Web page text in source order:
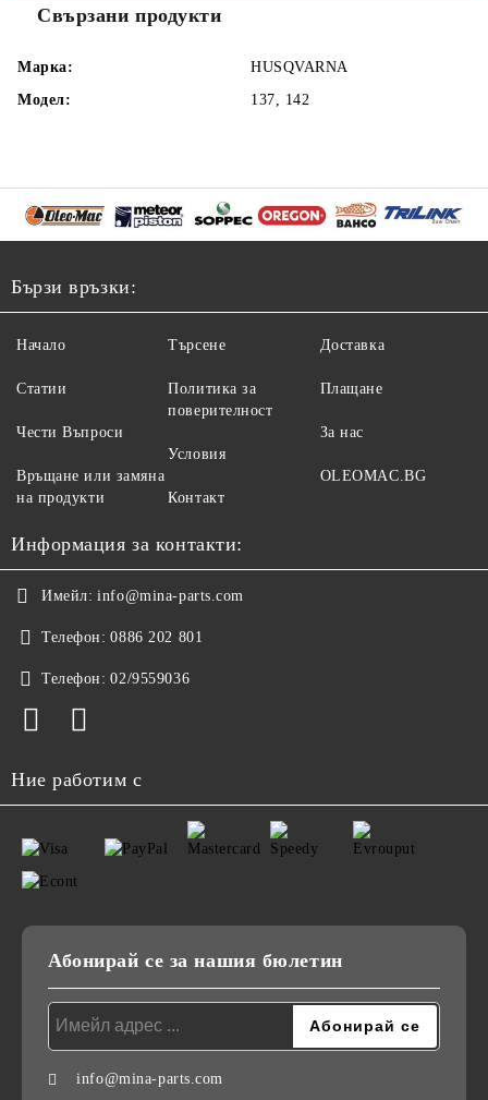
Свързани продукти
Марка:
HUSQVARNA
Модел:
137, 142
Бързи връзки:
Начало
Статии
Чести Въпроси
Връщане или замяна
на продукти
Търсене
Политика за
поверителност
Условия
Контакт
Доставка
Плащане
За нас
OLEOMAC.BG
Информация за контакти:
Имейл: info@mina-parts.com
Телефон: 0886 202 801
Телефон: 02/9559036
Ние работим с
Абонирай се за нашия бюлетин
info@mina-parts.com